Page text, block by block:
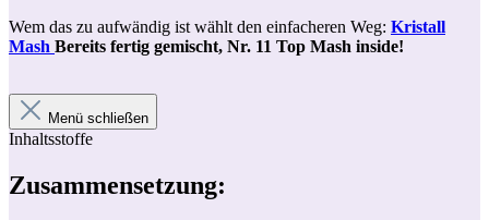
Wem das zu aufwändig ist wählt den einfacheren Weg: Kristall
Mash Bereits fertig gemischt, Nr. 11 Top Mash inside!
Menü schließen
Inhaltsstoffe
Zusammensetzung: